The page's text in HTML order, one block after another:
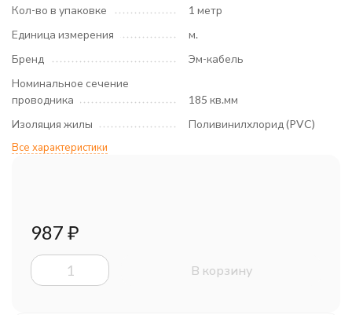
Кол-во в упаковке
1 метр
Единица измерения
м.
Бренд
Эм-кабель
Номинальное сечение
проводника
185 кв.мм
Изоляция жилы
Поливинилхлорид (PVC)
Все характеристики
987 ₽
В корзину